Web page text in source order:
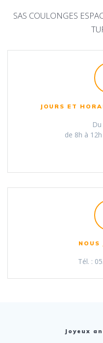
SAS COULONGES
JOURS ET
Du
de 8h à 12h
NOUS
Tél. :
Joyeux